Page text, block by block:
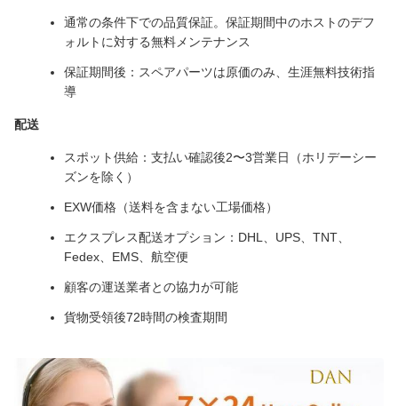
通常の条件下での品質保証。保証期間中のホストのデフ
ォルトに対する無料メンテナンス
保証期間後：スペアパーツは原価のみ、生涯無料技術指
導
配送
スポット供給：支払い確認後2〜3営業日（ホリデーシー
ズンを除く）
EXW価格（送料を含まない工場価格）
エクスプレス配送オプション：DHL、UPS、TNT、
Fedex、EMS、航空便
顧客の運送業者との協力が可能
貨物受領後72時間の検査期間